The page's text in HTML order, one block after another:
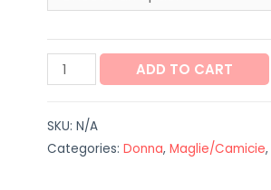
Maglia
unisex
quantity
ADD TO CART
SKU: N/A
Categories: Donna, Maglie/Camicie,